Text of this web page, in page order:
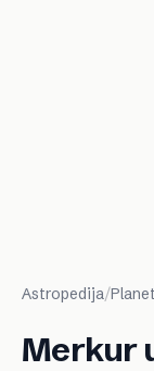
Astropedija/
Merkur